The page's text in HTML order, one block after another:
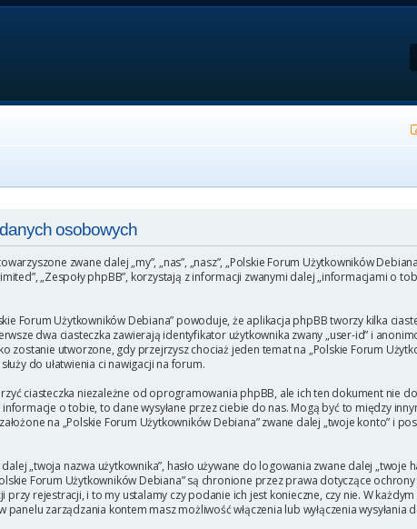
osobowych
zwane dalej „my”, „nas”, „nasz”, „Polskie Forum Użytkowników
„Zespoły phpBB”, korzystają z informacji zwanymi dalej „informacjami o
Forum Użytkowników Debiana” powoduje, że aplikacja phpBB tworzy kilka
dwa ciasteczka zawierają identyfikator użytkownika zwany „user-id” i
zostanie utworzone, gdy przejrzysz chociaż jeden temat na „Polskie Forum
do ułatwienia ci nawigacji na forum.
ciasteczka niezależne od oprogramowania phpBB, ale ich ten dokument nie
o tobie, to dane wysyłane przez ciebie do nas. Mogą być to między
na „Polskie Forum Użytkowników Debiana” zwane dalej „twoje konto” i
„twoja nazwa użytkownika”, hasło używane do logowania zwane dalej „twoje
Forum Użytkowników Debiana” są chronione przez prawa dotyczące
rejestracji, i to my ustalamy czy podanie ich jest konieczne, czy nie. W
zarządzania kontem masz możliwość włączenia lub wyłączenia wysyłania